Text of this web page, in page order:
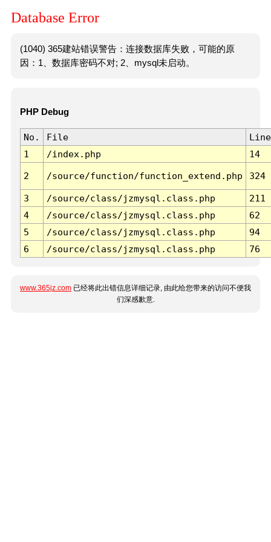
Database Error
(1040) 365建站错误警告：连接数据库失败，可能的原
因：1、数据库密码不对; 2、mysql未启动。
PHP Debug
No. File
Line
1
/index.php 14
2 /source/function/function_extend.php 324
3 /source/class/jzmysql.class.php
211
4
/source/class/jzmysql.class.php
62
5
/source/class/jzmysql.class.php
94
6
/source/class/jzmysql.class.php 76
www.365jz.com 已经将此出错信息详细记录, 由此给您带来的访问不便我
们深感歉意.